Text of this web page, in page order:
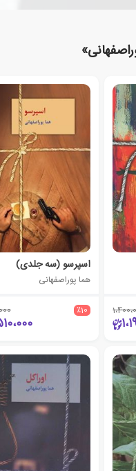
اسپرسو (سه جلدی)
هما پوراصفهانی
٪10